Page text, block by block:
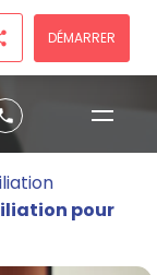
DÉMARRER
pour